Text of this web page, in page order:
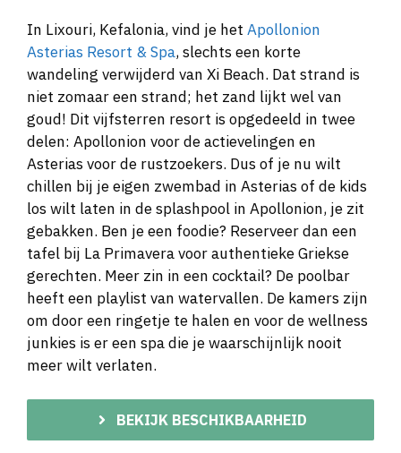
In Lixouri, Kefalonia, vind je het Apollonion
Asterias Resort & Spa, slechts een korte
wandeling verwijderd van Xi Beach. Dat strand is
niet zomaar een strand; het zand lijkt wel van
goud! Dit vijfsterren resort is opgedeeld in twee
delen: Apollonion voor de actievelingen en
Asterias voor de rustzoekers. Dus of je nu wilt
chillen bij je eigen zwembad in Asterias of de kids
los wilt laten in de splashpool in Apollonion, je zit
gebakken. Ben je een foodie? Reserveer dan een
tafel bij La Primavera voor authentieke Griekse
gerechten. Meer zin in een cocktail? De poolbar
heeft een playlist van watervallen. De kamers zijn
om door een ringetje te halen en voor de wellness
junkies is er een spa die je waarschijnlijk nooit
meer wilt verlaten.
BEKIJK BESCHIKBAARHEID